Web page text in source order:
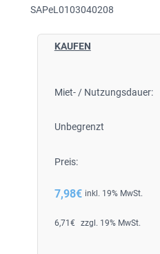
SAPeL0103040208
KAUFEN
Miet- / Nutzungsdauer:
Unbegrenzt
Preis:
7,98€ inkl. 19% MwSt.
6,71 € zzgl. 19% MwSt.